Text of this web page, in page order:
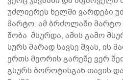
უძლიერეს ხელში ვარდები
მარტო. ამ ბრძოლაში მარტო
შობა მსურდა, ამის გამო
სურს მარად სავსე შვას, ის
ერთს მეორის გარეშე ვერ
გსურს ბოროტისგან თავის